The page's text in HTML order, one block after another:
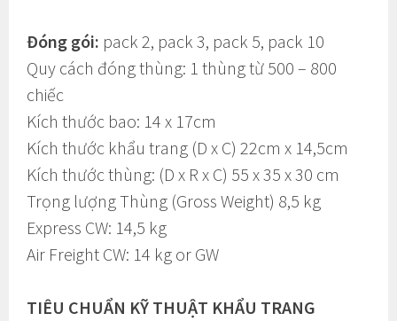
Đóng gói: pack 2, pack 3, pack 5, pack 10
Quy cách đóng thùng: 1 thùng từ 500 – 800
chiếc
Kích thước bao: 14 x 17cm
Kích thước khẩu trang (D x C) 22cm x 14,5cm
Kích thước thùng: (D x R x C) 55 x 35 x 30 cm
Trọng lượng Thùng (Gross Weight) 8,5 kg
Express CW: 14,5 kg
Air Freight CW: 14 kg or GW
TIÊU CHUẨN KỸ THUẬT KHẨU TRANG